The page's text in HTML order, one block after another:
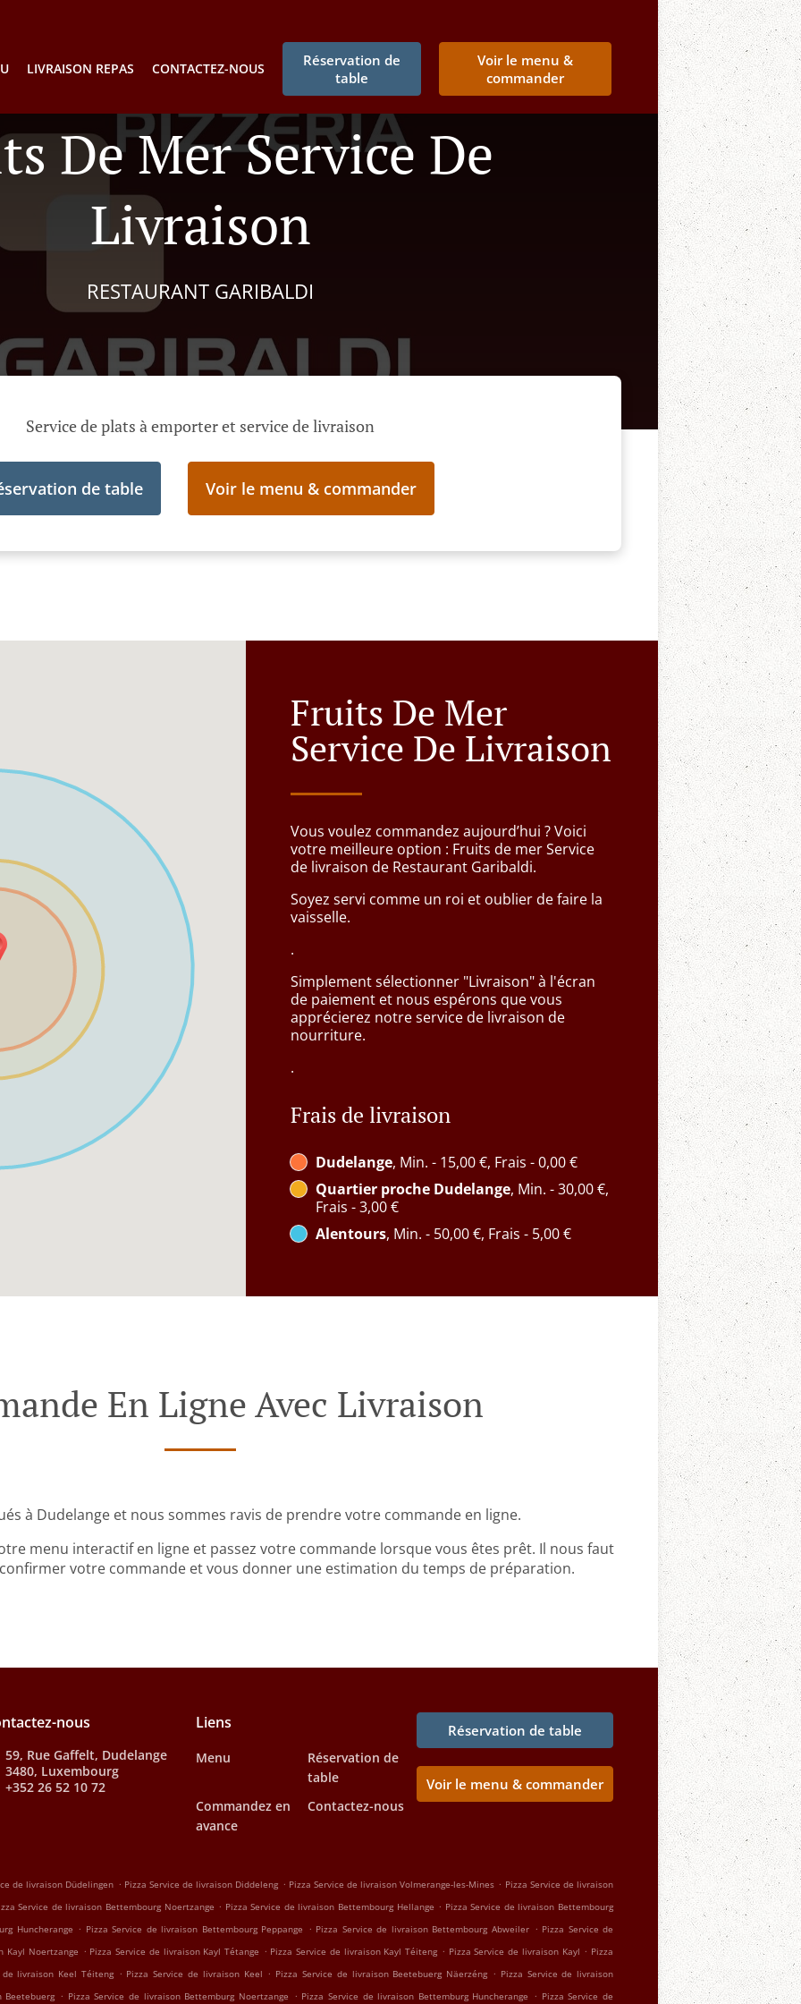
LIVRAISON REPAS CONTACTEZ-NOUS
Réservation de
table
Voir le menu &
commander
De Mer Service De
Livraison
RESTAURANT GARIBALDI
Service de plats à emporter et service de livraison
de table Voir le menu & commander
Fruits De Mer
Service De Livraison
Vous voulez commandez aujourd’hui ? Voici
votre meilleure option : Fruits de mer Service
de livraison de Restaurant Garibaldi.
Soyez servi comme un roi et oublier de faire la
vaisselle.
.
Simplement sélectionner "Livraison" à l'écran
de paiement et nous espérons que vous
apprécierez notre service de livraison de
nourriture.
.
Frais de livraison
Dudelange, Min. - 15,00 €, Frais - 0,00 €
Quartier proche Dudelange, Min. - 30,00 €,
Frais - 3,00 €
Alentours, Min. - 50,00 €, Frais - 5,00 €
En Ligne Avec Livraison
à Dudelange et nous sommes ravis de prendre votre commande en ligne.
menu interactif en ligne et passez votre commande lorsque vous êtes prêt. Il nous faut
votre commande et vous donner une estimation du temps de préparation.
nous
59, Rue Gaffelt, Dudelange
3480, Luxembourg
+352 26 52 10 72
Liens
Menu
Réservation de
table
Commandez en
avance
Contactez-nous
Réservation de table
Voir le menu & commander
de livraison Düdelingen . Pizza Service de livraison Diddeleng . Pizza Service de livraison Volmerange-les-Mines . Pizza Service de livraison
Service de livraison Bettembourg Noertzange . Pizza Service de livraison Bettembourg Hellange . Pizza Service de livraison Bettembourg
Huncherange . Pizza Service de livraison Bettembourg Peppange . Pizza Service de livraison Bettembourg Abweiler . Pizza Service de
Kayl Noertzange . Pizza Service de livraison Kayl Tétange . Pizza Service de livraison Kayl Téiteng . Pizza Service de livraison Kayl . Pizza
de livraison Keel Téiteng . Pizza Service de livraison Keel . Pizza Service de livraison Beetebuerg Näerzéng . Pizza Service de livraison
Beetebuerg . Pizza Service de livraison Bettemburg Noertzange . Pizza Service de livraison Bettemburg Huncherange . Pizza Service de